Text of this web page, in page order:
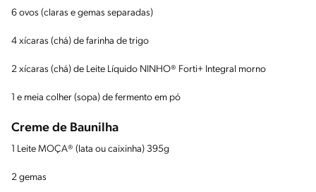
6 ovos (claras e gemas separadas)
4 xícaras (chá) de farinha de trigo
2 xícaras (chá) de Leite Líquido NINHO® Forti+ Integral morno
1 e meia colher (sopa) de fermento em pó
Creme de Baunilha
1 Leite MOÇA® (lata ou caixinha) 395g
2 gemas